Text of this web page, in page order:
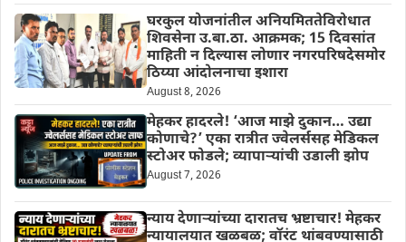
घरकुल योजनांतील अनियमिततेविरोधात
शिवसेना उ.बा.ठा. आक्रमक; 15 दिवसांत
माहिती न दिल्यास लोणार नगरपरिषदेसमोर
ठिय्या आंदोलनाचा इशारा
August 8, 2026
मेहकर हादरले! ‘आज माझे दुकान… उद्या
कोणाचे?’ एका रात्रीत ज्वेलर्ससह मेडिकल
स्टोअर फोडले; व्यापाऱ्यांची उडाली झोप
August 7, 2026
न्याय देणाऱ्यांच्या दारातच भ्रष्टाचार! मेहकर
न्यायालयात खळबळ; वॉरंट थांबवण्यासाठी